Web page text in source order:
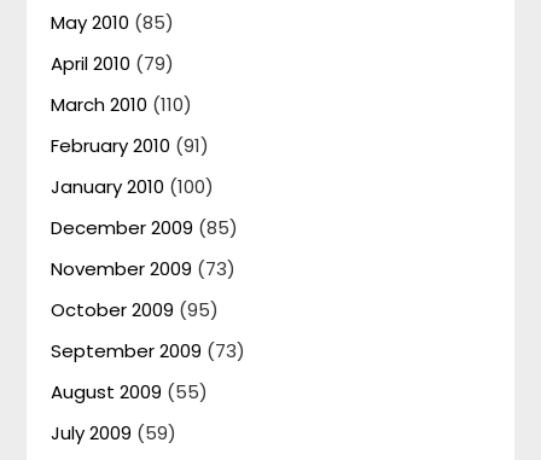
May 2010 (85)
April 2010 (79)
March 2010 (110)
February 2010 (91)
January 2010 (100)
December 2009 (85)
November 2009 (73)
October 2009 (95)
September 2009 (73)
August 2009 (55)
July 2009 (59)